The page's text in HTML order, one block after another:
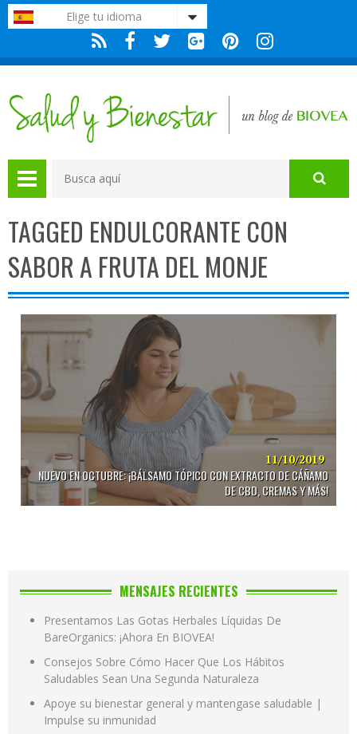
Nota:
este
web
un
sistema
Elige tu idioma
TAGGED ENDULCORANTE CON
SABOR A FRUTA DEL MONJE
11/10/2019
NUEVO EN OCTUBRE: ¡BÁLSAMO TÓPICO CON EXTRACTO DE CÁÑAMO
DE CBD, CREMAS Y MÁS!
MENSAJES RECIENTES
Presentamos Las Gotas Herbales Líquidas De
BareOrganics: ¡Ahora En BIOVEA!
Consejos Sobre Cómo Hacer Que Los Hábitos
Saludables Sean Una Segunda Naturaleza
Apoye su bienestar general y mantengase saludable |
Impulse su inmunidad